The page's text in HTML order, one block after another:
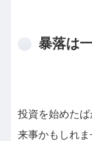
暴落は
投資を始めた
来事かもしれ